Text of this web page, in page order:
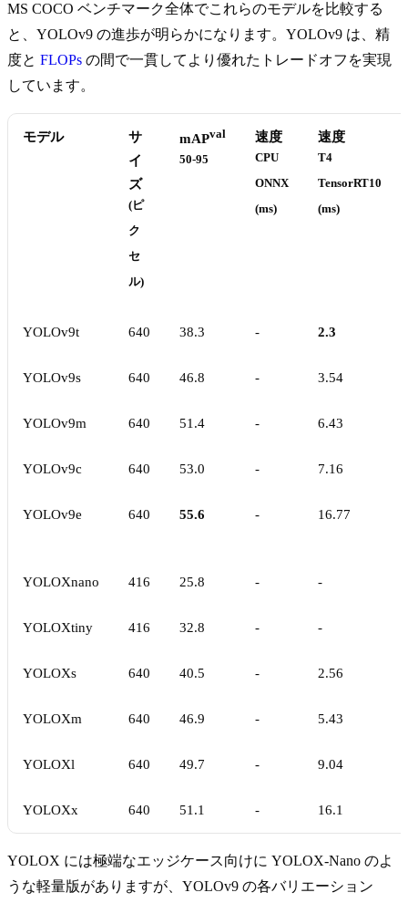
MS COCO ベンチマーク全体でこれらのモデルを比較する
と、YOLOv9 の進歩が明らかになります。YOLOv9 は、精
度と FLOPs の間で一貫してより優れたトレードオフを実現
しています。
モデル
サ
イ
ズ
(ピ
ク
セ
ル)
mAPval
50-95
速度
CPU
ONNX
(ms)
速度
T4
TensorRT10
(ms)
YOLOv9t 640 38.3 - 2.3
YOLOv9s 640 46.8 - 3.54
YOLOv9m 640 51.4 - 6.43
YOLOv9c 640 53.0 - 7.16
YOLOv9e 640 55.6 - 16.77
YOLOXnano 416 25.8 - -
YOLOXtiny 416 32.8 - -
YOLOXs 640 40.5 - 2.56
YOLOXm 640 46.9 - 5.43
YOLOXl 640 49.7 - 9.04
YOLOXx 640 51.1 - 16.1
YOLOX には極端なエッジケース向けに YOLOX-Nano のよ
うな軽量版がありますが、YOLOv9 の各バリエーション